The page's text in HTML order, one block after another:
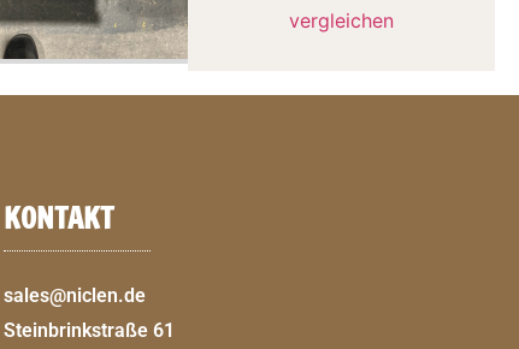
vergleichen
KONTAKT
sales@niclen.de
Steinbrinkstraße 61